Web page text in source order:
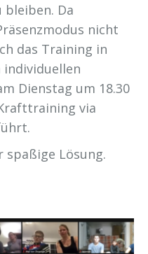
Da
nicht
das Training in
individuellen
Dienstag um 18.30
via
spaßige Lösung.